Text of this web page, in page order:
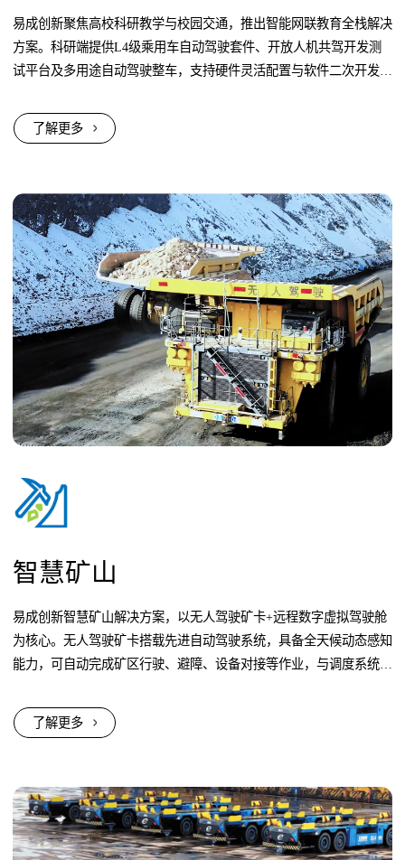
易成创新聚焦高校科研教学与校园交通，推出智能网联教育全栈解决
方案。科研端提供L4级乘用车自动驾驶套件、开放人机共驾开发测
试平台及多用途自动驾驶整车，支持硬件灵活配置与软件二次开发，
了解更多
智慧矿山
易成创新智慧矿山解决方案，以无人驾驶矿卡+远程数字虚拟驾驶舱
为核心。无人驾驶矿卡搭载先进自动驾驶系统，具备全天候动态感知
能力，可自动完成矿区行驶、避障、设备对接等作业，与调度系统联
了解更多